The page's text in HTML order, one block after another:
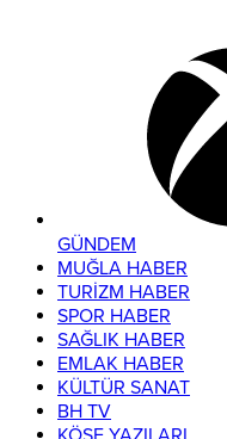
GÜNDEM
MUĞLA HABER
TURİZM HABER
SPOR HABER
SAĞLIK HABER
EMLAK HABER
KÜLTÜR SANAT
BH TV